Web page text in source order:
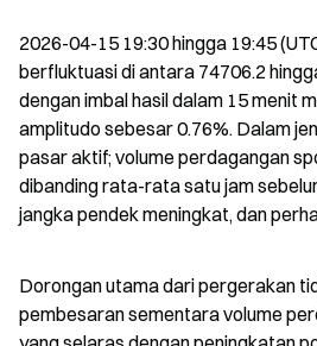
2026-04-15 19:30 hingga 19:45
berfluktuasi di antara 74706.2
dengan imbal hasil dalam 15 menit
amplitudo sebesar 0.76%. Dalam
pasar aktif; volume perdagangan
dibanding rata-rata satu jam
jangka pendek meningkat, dan
Dorongan utama dari pergerakan
pembesaran sementara volume